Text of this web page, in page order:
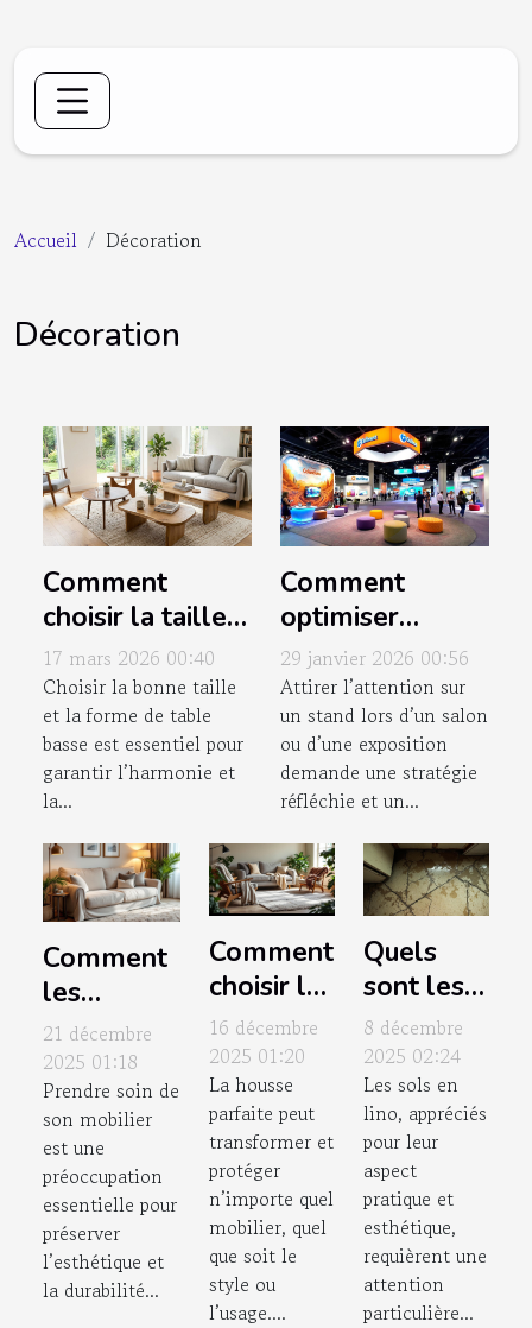
Accueil Décoration
Décoration
Comment
choisir la taille
et la forme
idéale de votre
table basse ?
17 mars 2026 00:40
Choisir la bonne taille
et la forme de table
basse est essentiel pour
garantir l’harmonie et
la...
Comment
optimiser
l'agencement
de votre stand
pour maximiser
l'attraction ?
29 janvier 2026 00:56
Attirer l’attention sur
un stand lors d’un salon
ou d’une exposition
demande une stratégie
réfléchie et un...
Comment
les
housses
de canapé
relax
préservent
votre
mobilier ?
21 décembre
2025 01:18
Prendre soin de
son mobilier
est une
préoccupation
essentielle pour
préserver
l’esthétique et
la durabilité...
Comment
choisir la
housse
idéale
pour
chaque
style de
mobilier ?
16 décembre
2025 01:20
La housse
parfaite peut
transformer et
protéger
n’importe quel
mobilier, quel
que soit le
style ou
l’usage....
Quels
sont les
risques
des
produits
chimiques
sur les
sols en
lino ?
8 décembre
2025 02:24
Les sols en
lino, appréciés
pour leur
aspect
pratique et
esthétique,
requièrent une
attention
particulière...